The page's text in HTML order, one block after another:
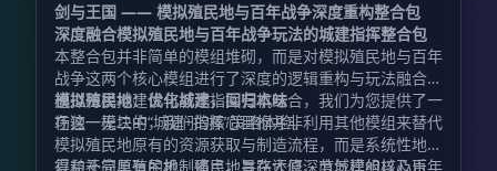
剑与王国 —— 模拟殖民地与百年战争深度重构整合包
深度融合模拟殖民地与百年战争玩法的城建指挥整合包
本整合包并非简单的模组堆砌，而是对模拟殖民地与百年
战争这两个核心模组进行了深度的逻辑重构与玩法融合。
通过将模拟建设与战术指挥有机结合，我们为您提供了一
场独一无二的“城建+指挥”策略体验。
模拟殖民地：优化城建，回归本味
在这一模块中，我们的核心目标并非利用其他模组来替代
模拟殖民地原有的资源获取与制造流程，而是系统性地修
复和补完原有的机制痛点，旨在还原深度城建的核心乐
得益于简单殖民地、殖民地寻路大修、节气模组以及百年